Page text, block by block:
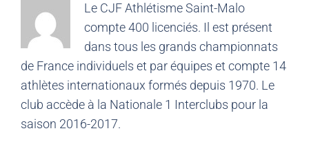
Le CJF Athlétisme Saint-Malo
compte 400 licenciés. Il est présent
dans tous les grands championnats
de France individuels et par équipes et compte 14
athlètes internationaux formés depuis 1970. Le
club accède à la Nationale 1 Interclubs pour la
saison 2016-2017.